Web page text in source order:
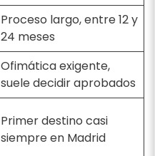
Proceso largo, entre 12 y
24 meses
Ofimática exigente,
suele decidir aprobados
Primer destino casi
siempre en Madrid